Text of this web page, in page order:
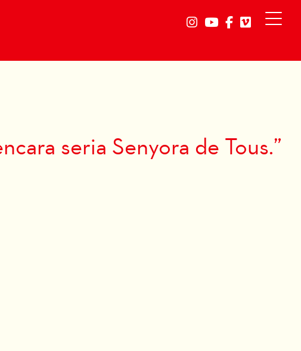
Link a instagram
Link a youtube
Link aLink a
seria Senyora de Tous.”